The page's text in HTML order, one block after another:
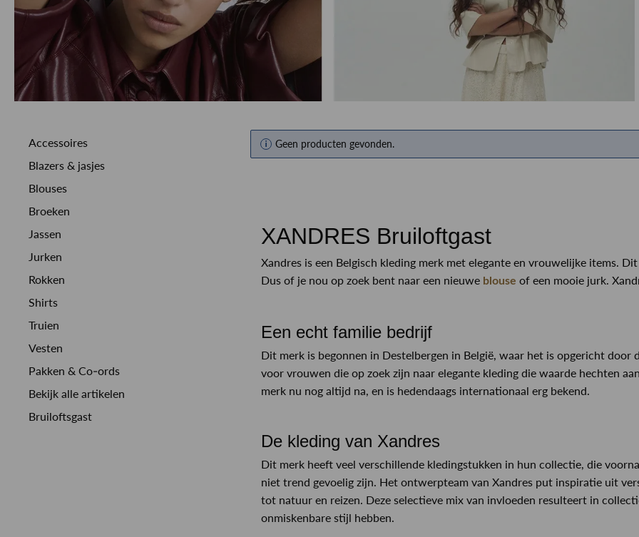
MEER OVER ONS
CUSTOMER CARE
RINSMA Outlet
Qulotte lingerie en badmode
Herenkappers de Vos
BEKIJK MEER ALLE MERKEN
BEKIJK MEER ALLE MERKEN
Accessoires
Blazers & jasjes
Blouses
Broeken
Jassen
Jurken
Rokken
Shirts
Truien
Vesten
Pakken & Co-ords
Bekijk alle artikelen
Bruiloftsgast
Geen producten gevonden.
XANDRES Bruiloftgast
Xandres is een Belgisch kleding merk met elegante en vrouwelijke items.
Dus of je nou op zoek bent naar een nieuwe blouse of een mooie jurk.
Een echt familie bedrijf
Dit merk is begonnen in Destelbergen in België, waar het is opgericht door
voor vrouwen die op zoek zijn naar elegante kleding die waarde hechten
merk nu nog altijd na, en is hedendaags internationaal erg bekend.
De kleding van Xandres
Dit merk heeft veel verschillende kledingstukken in hun collectie, die
niet trend gevoelig zijn. Het ontwerpteam van Xandres put inspiratie uit
tot natuur en reizen. Deze selectieve mix van invloeden resulteert in
onmiskenbare stijl hebben.